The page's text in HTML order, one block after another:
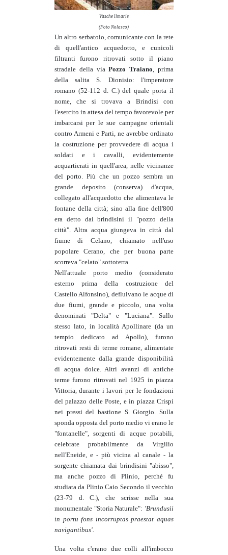
Vasche limarie
(Foto Nolasco)
Un altro serbatoio, comunicante con la rete
di quell'antico acquedotto, e cunicoli
filtranti furono ritrovati sotto il piano
stradale della viaPozzo Traiano, prima
della salita S. Dionisio: l'imperatore
romano (52-112 d. C.) del quale porta il
nome, che si trovava a Brindisi con
l'esercito in attesa del tempo favorevole per
imbarcarsi per le sue campagne orientali
contro Armeni e Parti, ne avrebbe ordinato
la costruzione per provvedere di acqua i
soldati e i cavalli, evidentemente
acquartierati in quell'area, nelle vicinanze
del porto. Più che un pozzo sembra un
grande deposito (conserva) d'acqua,
collegato all'acquedotto che alimentava le
fontane della città; sino alla fine dell'800
era detto dai brindisini il "pozzo della
città". Altra acqua giungeva in città dal
fiume di Celano, chiamato nell'uso
popolare Cerano, che per buona parte
scorreva "celato" sottoterra.
Nell'attuale porto medio (considerato
esterno prima della costruzione del
Castello Alfonsino), defluivano le acque di
due fiumi, grande e piccolo, una volta
denominati "Delta" e "Luciana". Sullo
stesso lato, in località Apollinare (da un
tempio dedicato ad Apollo), furono
ritrovati resti di terme romane, alimentate
evidentemente dalla grande disponibilità
di acqua dolce. Altri avanzi di antiche
terme furono ritrovati nel 1925 in piazza
Vittoria, durante i lavori per le fondazioni
del palazzo delle Poste, e in piazza Crispi
nei pressi del bastione S. Giorgio. Sulla
sponda opposta del porto medio vi erano le
"fontanelle", sorgenti di acque potabili,
celebrate probabilmente da Virgilio
nell'Eneide, e - più vicina al canale - la
sorgente chiamata dai brindisini "abisso",
ma anche pozzo di Plinio, perché fu
studiata da Plinio Caio Secondo il vecchio
(23-79 d. C.), che scrisse nella sua
monumentale "Storia Naturale": 'Brundusii
in portu fons incorruptas praestat aquas
navigantibus'.
Una volta c'erano due colli all'imbocco